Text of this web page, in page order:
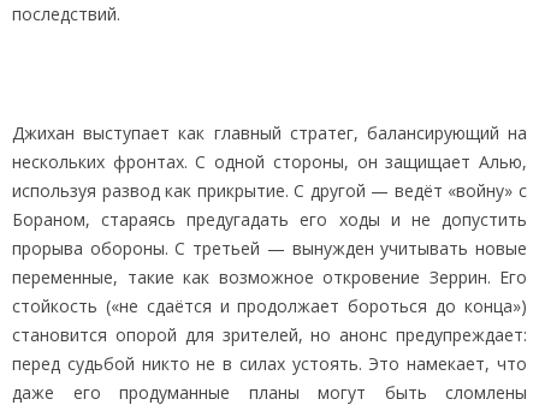
последствий.
Джихан выступает как главный стратег, балансирующий на
нескольких фронтах. С одной стороны, он защищает Алью,
используя развод как прикрытие. С другой — ведёт «войну» с
Бораном, стараясь предугадать его ходы и не допустить
прорыва обороны. С третьей — вынужден учитывать новые
переменные, такие как возможное откровение Зеррин. Его
стойкость («не сдаётся и продолжает бороться до конца»)
становится опорой для зрителей, но анонс предупреждает:
перед судьбой никто не в силах устоять. Это намекает, что
даже его продуманные планы могут быть сломлены